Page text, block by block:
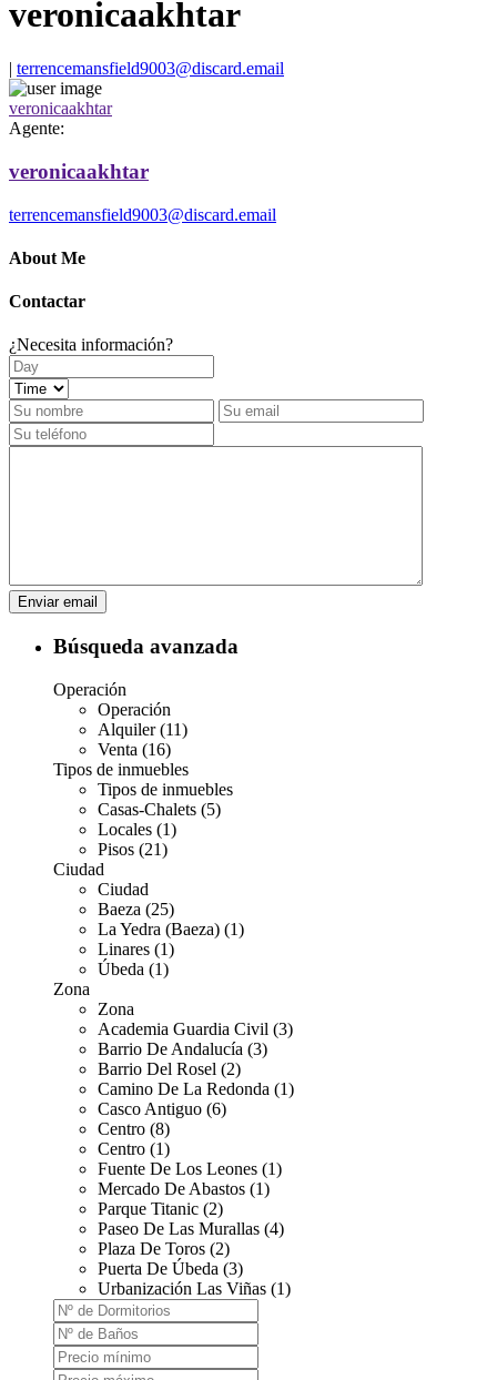
veronicaakhtar
| terrencemansfield9003@discard.email
veronicaakhtar
Agente:
veronicaakhtar
terrencemansfield9003@discard.email
About Me
Contactar
¿Necesita información?
Búsqueda avanzada
Operación
Operación
Alquiler (11)
Venta (16)
Tipos de inmuebles
Tipos de inmuebles
Casas-Chalets (5)
Locales (1)
Pisos (21)
Ciudad
Ciudad
Baeza (25)
La Yedra (Baeza) (1)
Linares (1)
Úbeda (1)
Zona
Zona
Academia Guardia Civil (3)
Barrio De Andalucía (3)
Barrio Del Rosel (2)
Camino De La Redonda (1)
Casco Antiguo (6)
Centro (8)
Centro (1)
Fuente De Los Leones (1)
Mercado De Abastos (1)
Parque Titanic (2)
Paseo De Las Murallas (4)
Plaza De Toros (2)
Puerta De Úbeda (3)
Urbanización Las Viñas (1)